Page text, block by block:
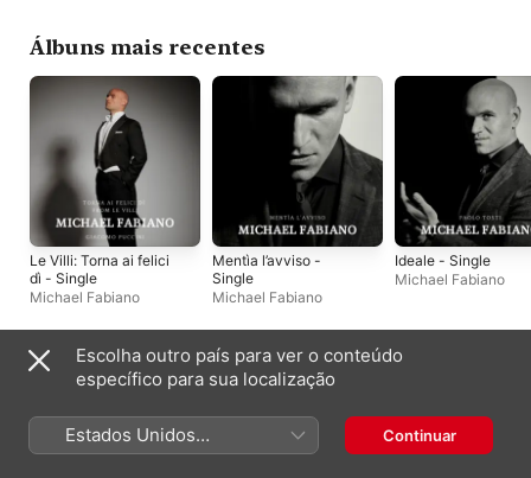
Álbuns mais recentes
Le Villi: Torna ai felici
dì - Single
Michael Fabiano
Mentìa l’avviso -
Single
Michael Fabiano
Ideale - Single
Michael Fabiano
Singles e EPs
Escolha outro país para ver o conteúdo
específico para sua localização
Estados Unidos
(Português Brasil)
Continuar